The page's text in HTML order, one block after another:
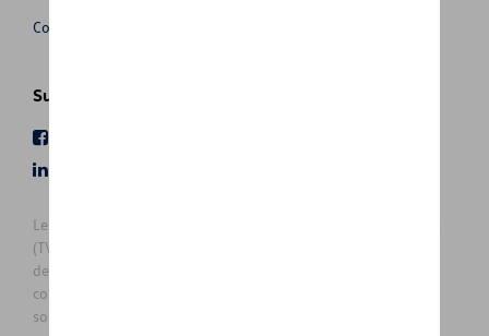
Conditions de vente
Suivez nous
Les prix affichés sur le présent site sont des prix recommandés
(TVAc), hors éventuels frais de montage. Pour connaitre le prix
de vente actuel et les éventuels frais de montage, veuillez
contacter votre concessionnaire/agent. Les prix recommandés
sont sujets à des changements sans préavis.